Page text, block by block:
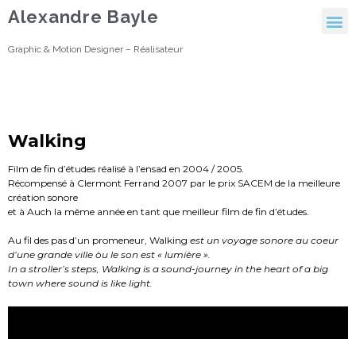
Alexandre Bayle
Graphic & Motion Designer – Réalisateur
Walking
Film de fin d’études réalisé à l’ensad en 2004 / 2005.
Récompensé à Clermont Ferrand 2007 par le prix SACEM de la meilleure
création sonore
et à Auch la même année en tant que meilleur film de fin d’études.
Au fil des pas d’un promeneur, Walking est un voyage sonore au coeur
d’une grande ville òu le son est « lumière ».
In a stroller’s steps, Walking is a sound-journey in the heart of a big
town where sound is like light.